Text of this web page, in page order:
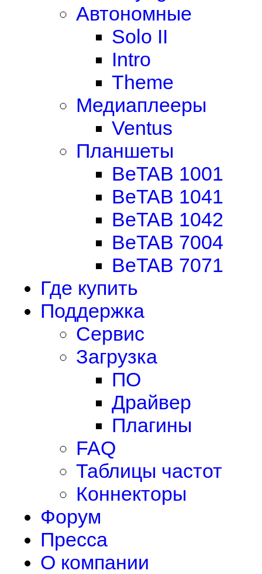
Автономные
Solo II
Intro
Theme
Медиаплееры
Ventus
Планшеты
BeTAB 1001
BeTAB 1041
BeTAB 1042
BeTAB 7004
BeTAB 7071
Где купить
Поддержка
Сервис
Загрузка
ПО
Драйвер
Плагины
FAQ
Таблицы частот
Коннекторы
Форум
Пресса
О компании